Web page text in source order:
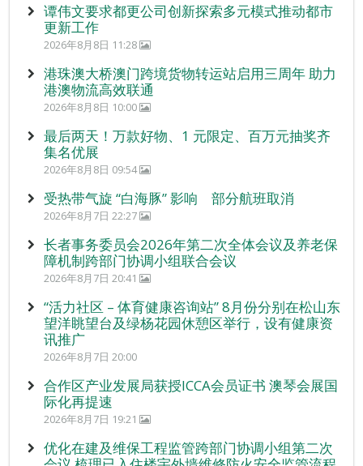
谭伟文要求都更公司创新探索多元模式推动都市
更新工作
2026年8月8日 11:28
港珠澳大桥澳门跨境货物转运站启用三周年 助力
港澳物流高效联通
2026年8月8日 10:00
最后两天！万款好物、1 元限定、百万元抽奖齐
集名优展
2026年8月8日 09:54
受热带气旋 “白海豚” 影响 部分航班取消
2026年8月7日 22:27
长者事务委员会2026年第二次全体会议及养老保
障机制跨部门协调小组联合会议
2026年8月7日 20:41
“活力社区 – 体育健康咨询站” 8月份分别在松山东
望洋眺望台及绿杨花园休憩区举行，设有健康资
讯推广
2026年8月7日 20:00
合作区产业发展局获授ICCA会员证书 澳琴会展国
际化再提速
2026年8月7日 19:21
优化在建及维保工程监管跨部门协调小组第二次